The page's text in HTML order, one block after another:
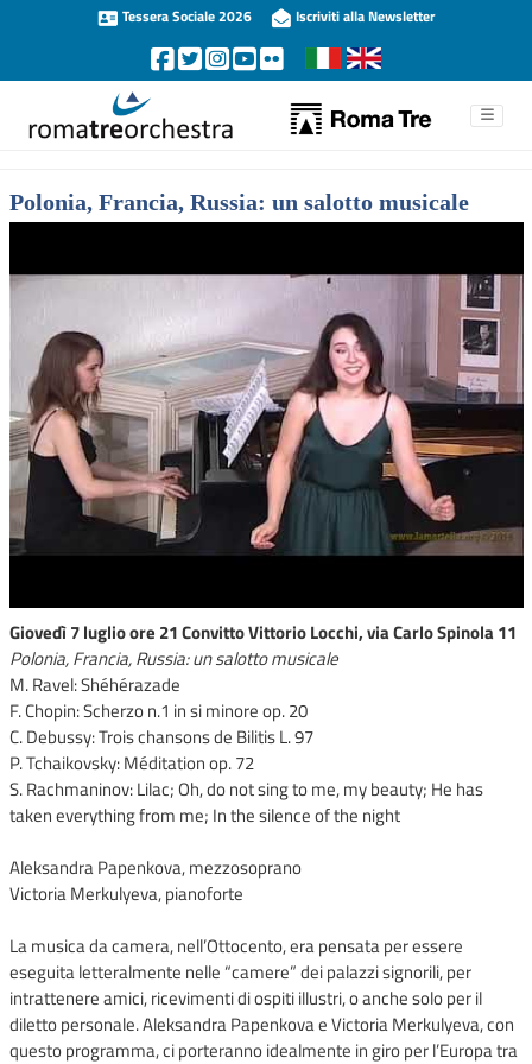
Tessera Sociale 2026 Iscriviti alla Newsletter
Polonia, Francia, Russia: un salotto musicale
Giovedì 7 luglio ore 21 Convitto Vittorio Locchi, via Carlo Spinola 11
Polonia, Francia, Russia: un salotto musicale
M. Ravel: Shéhérazade
F. Chopin: Scherzo n.1 in si minore op. 20
C. Debussy: Trois chansons de Bilitis L. 97
P. Tchaikovsky: Méditation op. 72
S. Rachmaninov: Lilac; Oh, do not sing to me, my beauty; He has
taken everything from me; In the silence of the night
Aleksandra Papenkova, mezzosoprano
Victoria Merkulyeva, pianoforte
La musica da camera, nell’Ottocento, era pensata per essere
eseguita letteralmente nelle “camere” dei palazzi signorili, per
intrattenere amici, ricevimenti di ospiti illustri, o anche solo per il
diletto personale. Aleksandra Papenkova e Victoria Merkulyeva, con
questo programma, ci porteranno idealmente in giro per l’Europa tra